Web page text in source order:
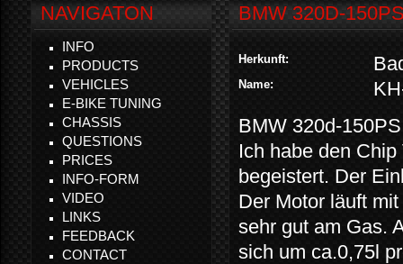
BMW 320D-
Herkunft:
Name:
BMW 320d-150PS
Ich habe den
begeistert. Der
Der Motor läuft
sehr gut am Gas.
sich um ca.0,75l
NAVIGATON
INFO
PRODUCTS
VEHICLES
E-BIKE TUNING
CHASSIS
QUESTIONS
PRICES
INFO-FORM
VIDEO
LINKS
FEEDBACK
CONTACT